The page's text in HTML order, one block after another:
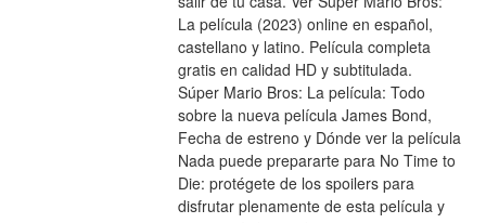
La película (2023) online en español,
castellano y latino. Película completa
gratis en calidad HD y subtitulada.
Súper Mario Bros: La película: Todo
sobre la nueva película James Bond,
Fecha de estreno y Dónde ver la película
Nada puede prepararte para No Time to
Die: protégete de los spoilers para
disfrutar plenamente de esta película y